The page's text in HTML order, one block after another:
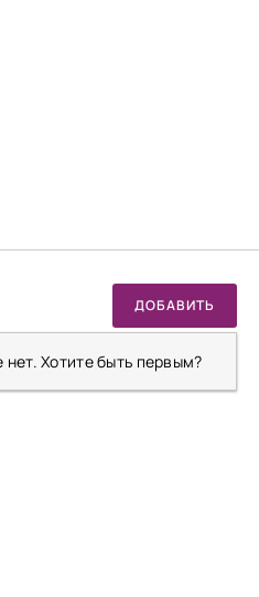
ДОБАВИТЬ
Хотите быть первым?